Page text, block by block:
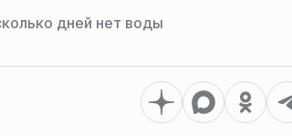
дней нет воды